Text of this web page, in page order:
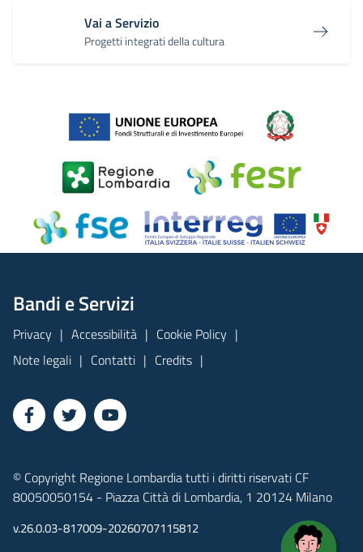
Vai a Servizio
Progetti integrati della cultura
Bandi e Servizi
Privacy Accessibilità
Cookie Policy
Note legali
Contatti Credits
© Copyright Regione Lombardia tutti i diritti riservati CF
80050050154 - Piazza Città di Lombardia, 1 20124 Milano
v.26.0.03-817009-20260707115812